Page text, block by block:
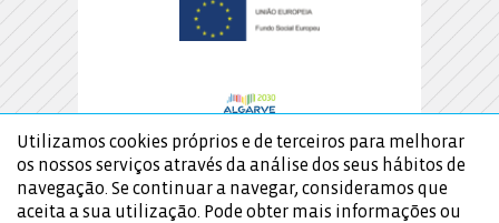
Utilizamos cookies próprios e de terceiros para melhorar
os nossos serviços através da análise dos seus hábitos de
navegação. Se continuar a navegar, consideramos que
aceita a sua utilização. Pode obter mais informações ou